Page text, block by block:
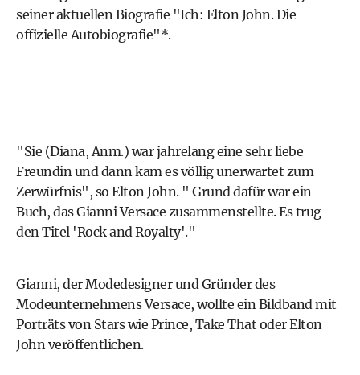
seiner aktuellen Biografie "Ich: Elton John. Die
offizielle Autobiografie"*.
"Sie (Diana, Anm.) war jahrelang eine sehr liebe
Freundin und dann kam es völlig unerwartet zum
Zerwürfnis", so Elton John. " Grund dafür war ein
Buch, das Gianni Versace zusammenstellte. Es trug
den Titel 'Rock and Royalty'."
Gianni, der Modedesigner und Gründer des
Modeunternehmens Versace, wollte ein Bildband mit
Porträts von Stars wie Prince, Take That oder Elton
John veröffentlichen.